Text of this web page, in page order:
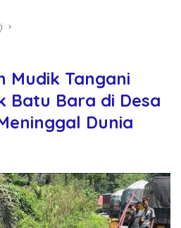
Mudik Tangani
Batu Bara di Desa
Dunia